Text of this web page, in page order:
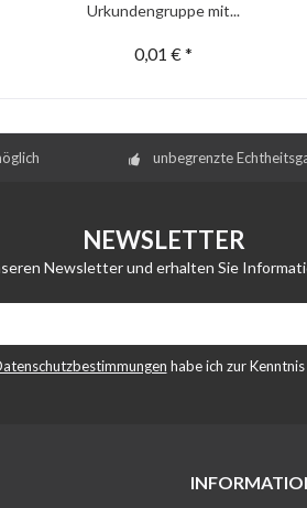
Urkundengruppe mit...
0,01 € *
unbegrenzte
NEWSLETTER
Newsletter und erhalten Sie
habe ich zur